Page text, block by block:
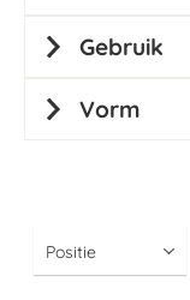
Gebruik
Vorm